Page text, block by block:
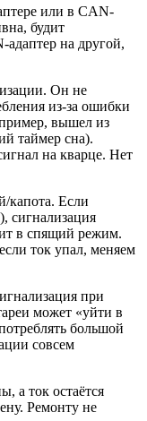
или в CAN-
будит
на другой,
Он не
из-за ошибки
вышел из
таймер сна).
на кварце. Нет
капота. Если
сигнализация
в спящий режим.
ток упал, меняем
при
может «уйти в
большой
совсем
а ток остаётся
Ремонту не